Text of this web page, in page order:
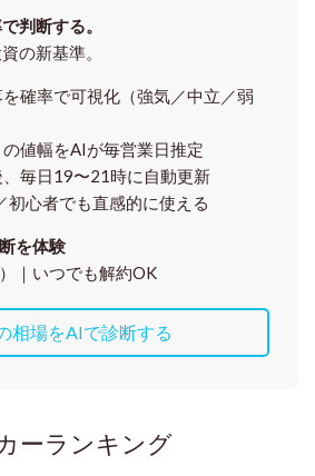
判断する。
の新基準。
確率で可視化（強気／中立／弱
の値幅をAIが毎営業日推定
毎日19〜21時に自動更新
初心者でも直感的に使える
を体験
｜いつでも解約OK
相場をAIで診断する
ーランキング